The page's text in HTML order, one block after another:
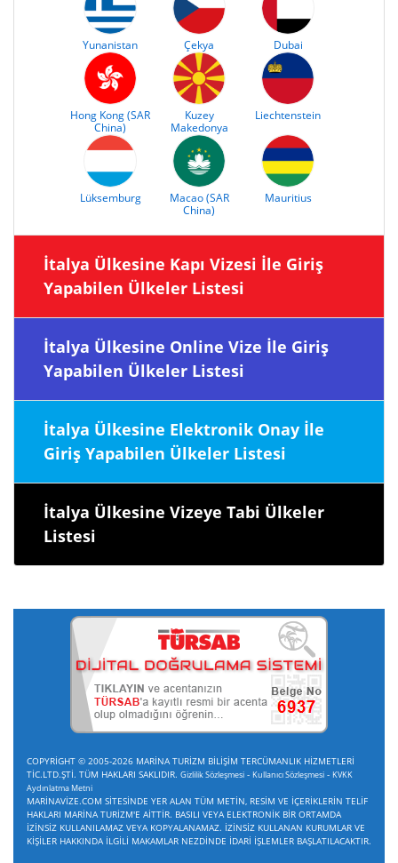
Yunanistan Çekya Dubai
Hong Kong (SAR
China)
Kuzey
Makedonya
Liechtenstein
Lüksemburg
Macao (SAR
China)
Mauritius
İtalya Ülkesine Kapı Vizesi İle Giriş
Yapabilen Ülkeler Listesi
İtalya Ülkesine Online Vize İle Giriş
Yapabilen Ülkeler Listesi
İtalya Ülkesine Elektronik Onay İle
Giriş Yapabilen Ülkeler Listesi
İtalya Ülkesine Vizeye Tabi Ülkeler
Listesi
COPYRİGHT © 2005-2026 MARİNA TURİZM BİLİŞİM TERCÜMANLIK HİZMETLERİ
TİC.LTD.ŞTİ. TÜM HAKLARI SAKLIDIR. Gizlilik Sözleşmesi - Kullanıcı Sözleşmesi - KVKK
Aydınlatma Metni
MARİNAVİZE.COM SİTESİNDE YER ALAN TÜM METİN, RESİM VE İÇERİKLERİN TELİF
HAKLARI MARİNA TURİZM'E AİTTİR. BASILI VEYA ELEKTRONİK BİR ORTAMDA
İZİNSİZ KULLANILAMAZ VEYA KOPYALANAMAZ. İZİNSİZ KULLANAN KURUMLAR VE
KİŞİLER HAKKINDA İLGİLİ MAKAMLAR NEZDİNDE İDARİ İŞLEMLER BAŞLATILACAKTIR.